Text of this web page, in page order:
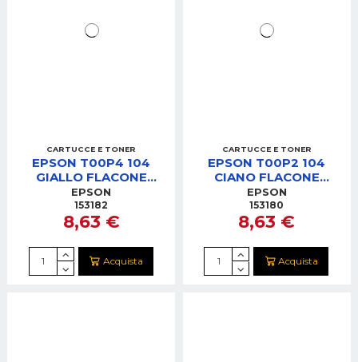
CARTUCCE E TONER
EPSON T00P4 104
GIALLO FLACONE
ECOTANK
EPSON
153182
8,63 €
Acquista
CARTUCCE E TONER
EPSON T00P2 104
CIANO FLACONE
ECOTANK
EPSON
153180
8,63 €
Acquista